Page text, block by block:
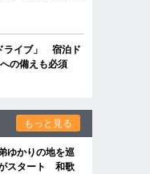
ライブ」 宿泊ド
の備えも必須
もっと見る
ゆかりの地を巡
スタート 和歌